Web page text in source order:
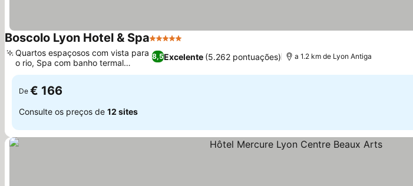
Boscolo Lyon Hotel & Spa5 Estrelas
8,5Excelente (5.262 pontuações)
Quartos espaçosos com vista para
o rio, Spa com banho termal
romano
a 1.2 km de Lyon Antiga
De € 166
Consulte os preços de 12 sites